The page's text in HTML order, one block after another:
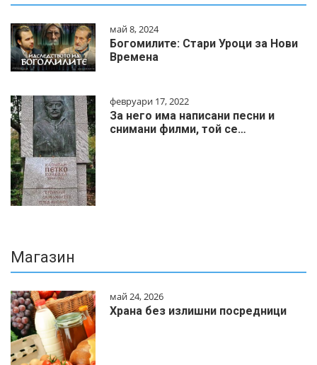
май 8, 2024
Богомилите: Стари Уроци за Нови
Времена
февруари 17, 2022
За него има написани песни и
снимани филми, той се…
Магазин
май 24, 2026
Храна без излишни посредници